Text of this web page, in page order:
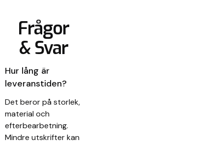
Frågor
& Svar
Hur lång är
leveranstiden?
Det beror på storlek,
material och
efterbearbetning.
Mindre utskrifter kan